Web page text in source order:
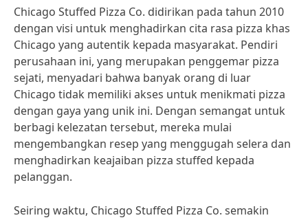
Chicago Stuffed Pizza Co. didirikan pada tahun 2010
dengan visi untuk menghadirkan cita rasa pizza khas
Chicago yang autentik kepada masyarakat. Pendiri
perusahaan ini, yang merupakan penggemar pizza
sejati, menyadari bahwa banyak orang di luar
Chicago tidak memiliki akses untuk menikmati pizza
dengan gaya yang unik ini. Dengan semangat untuk
berbagi kelezatan tersebut, mereka mulai
mengembangkan resep yang menggugah selera dan
menghadirkan keajaiban pizza stuffed kepada
pelanggan.
Seiring waktu, Chicago Stuffed Pizza Co. semakin